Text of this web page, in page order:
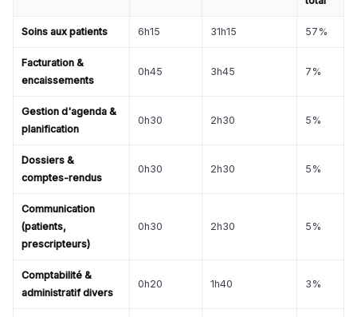
Soins aux patients 6h15 31h15 57%
Facturation &
encaissements
0h45 3h45 7%
Gestion d'agenda &
planification
0h30 2h30 5%
Dossiers &
comptes-rendus
0h30 2h30 5%
Communication
(patients,
prescripteurs)
0h30 2h30 5%
Comptabilité &
administratif divers
0h20 1h40 3%